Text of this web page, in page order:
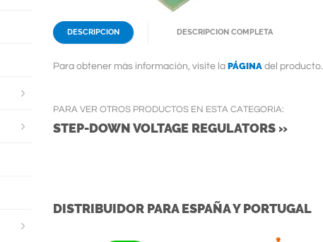
DESCRIPCION DESCRIPCION COMPLETA
Para obtener más información, visite la PÁGINA del producto.
PARA VER OTROS PRODUCTOS EN ESTA CATEGORIA:
STEP-DOWN VOLTAGE REGULATORS »
DISTRIBUIDOR PARA ESPAÑA Y PORTUGAL